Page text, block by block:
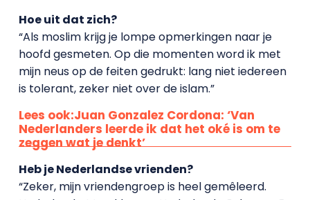
Hoe uit dat zich?
“Als moslim krijg je lompe opmerkingen naar je
hoofd gesmeten. Op die momenten word ik met
mijn neus op de feiten gedrukt: lang niet iedereen
is tolerant, zeker niet over de islam.”
Lees ook:Juan Gonzalez Cordona: ‘Van
Nederlanders leerde ik dat het oké is om te
zeggen wat je denkt’
Heb je Nederlandse vrienden?
“Zeker, mijn vriendengroep is heel gemêleerd.